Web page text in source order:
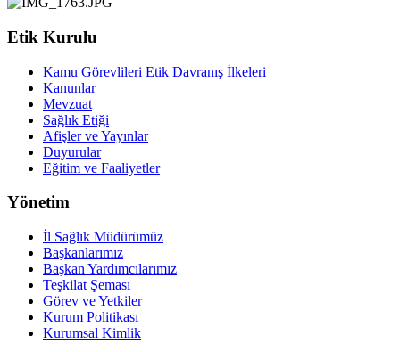
Etik Kurulu
Kamu Görevlileri Etik Davranış İlkeleri
Kanunlar
Mevzuat
Sağlık Etiği
Afişler ve Yayınlar
Duyurular
Eğitim ve Faaliyetler
Yönetim
İl Sağlık Müdürümüz
Başkanlarımız
Başkan Yardımcılarımız
Teşkilat Şeması
Görev ve Yetkiler
Kurum Politikası
Kurumsal Kimlik